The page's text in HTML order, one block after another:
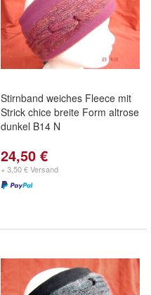
Stirnband weiches Fleece mit
Strick chice breite Form altrose
dunkel B14 N
24,50 €
+ 3,50 € Versand